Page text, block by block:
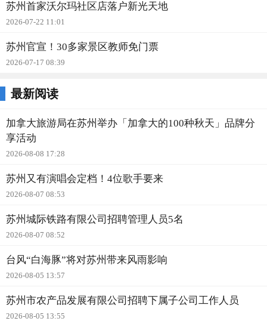
苏州首家沃尔玛社区店落户新光天地
2026-07-22 11:01
苏州官宣！30多家景区教师免门票
2026-07-17 08:39
最新阅读
加拿大旅游局在苏州举办「加拿大的100种秋天」品牌分
享活动
2026-08-08 17:28
苏州又有演唱会定档！4位歌手要来
2026-08-07 08:53
苏州城际铁路有限公司招聘管理人员5名
2026-08-07 08:52
台风“白海豚”将对苏州带来风雨影响
2026-08-05 13:57
苏州市农产品发展有限公司招聘下属子公司工作人员
2026-08-05 13:55